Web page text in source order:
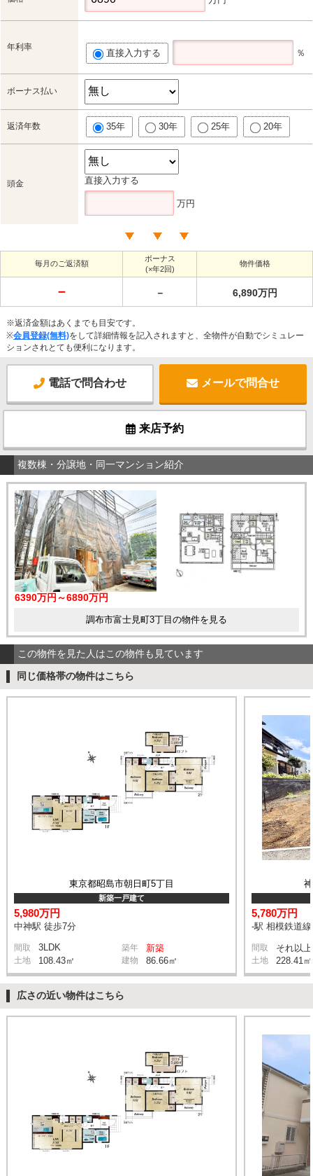
年利率
直接入力する ％
ボーナス払い
返済年数 35年 30年 25年 20年
頭金 直接入力する
万円
毎月のご返済額
ボーナス
(×年2回)
物件価格
－ － 6,890万円
※返済金額はあくまでも目安です。
※会員登録(無料)をして詳細情報を記入されますと、全物件が自動でシミュレー
ションされとても便利になります。
電話で問合わせ メールで問合せ
来店予約
複数棟・分譲地・同一マンション紹介
6390万円～6890万円
調布市富士見町3丁目の物件を見る
この物件を見た人はこの物件も見ています
同じ価格帯の物件はこちら
東京都昭島市朝日町5丁目
新築一戸建て
5,980万円
中神駅 徒歩7分
間取 3LDK 築年 新築
土地 108.43㎡ 建物 86.66㎡
5,780万円
-駅 相模鉄道
間取 それ以上
土地 228.41㎡
広さの近い物件はこちら